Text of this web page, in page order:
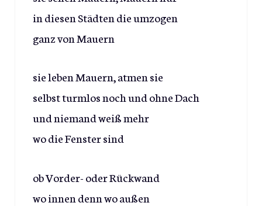
in diesen Städten die umzogen
ganz von Mauern
sie leben Mauern, atmen sie
selbst turmlos noch und ohne Dach
und niemand weiß mehr
wo die Fenster sind
ob Vorder- oder Rückwand
wo innen denn wo außen